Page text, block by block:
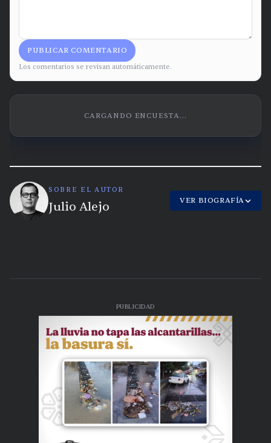
PUBLICAR COMENTARIO
Los comentarios se revisan automáticamente.
CARGANDO ENCUESTA...
SOBRE EL AUTOR
Julio Alejo VER BIOGRAFÍA
PUBLICIDAD